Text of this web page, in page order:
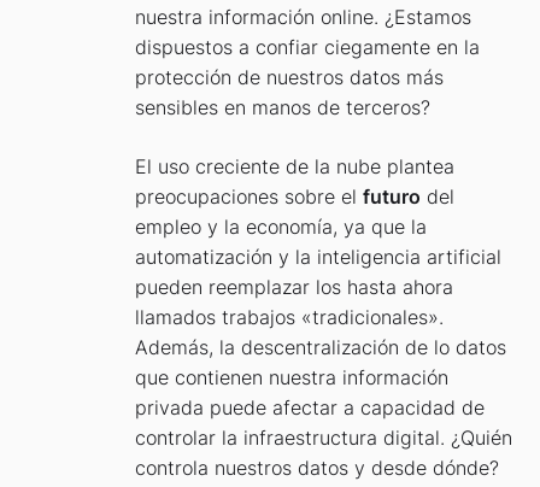
nuestra información online. ¿Estamos
dispuestos a confiar ciegamente en la
protección de nuestros datos más
sensibles en manos de terceros?
El uso creciente de la nube plantea
preocupaciones sobre el futuro del
empleo y la economía, ya que la
automatización y la inteligencia artificial
pueden reemplazar los hasta ahora
llamados trabajos «tradicionales».
Además, la descentralización de lo datos
que contienen nuestra información
privada puede afectar a capacidad de
controlar la infraestructura digital. ¿Quién
controla nuestros datos y desde dónde?